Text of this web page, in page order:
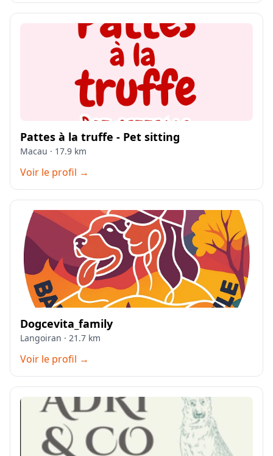
Pattes à la truffe - Pet sitting
Macau · 17.9 km
Voir le profil →
Dogcevita_family
Langoiran · 21.7 km
Voir le profil →